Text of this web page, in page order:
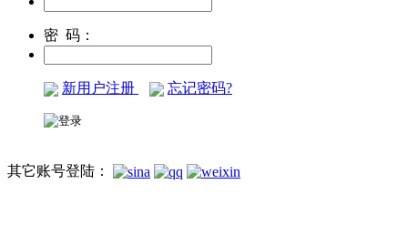
密 码：
新用户注册 忘记密码?
其它账号登陆：